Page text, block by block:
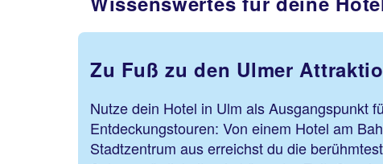
Zu Fuß zu den Ulmer
Nutze dein Hotel in Ulm als Ausgangspunkt
Entdeckungstouren: Von einem Hotel am
Stadtzentrum aus erreichst du die